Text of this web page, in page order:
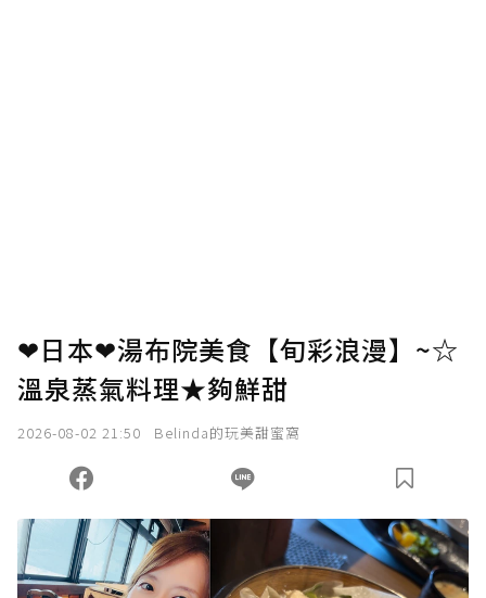
❤日本❤湯布院美食【旬彩浪漫】~☆
溫泉蒸氣料理★夠鮮甜
2026-08-02 21:50 Belinda的玩美甜蜜窩